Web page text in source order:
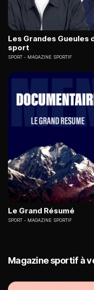
Les Grandes Gueules
sport
SPORT MAGAZINE SPORTIF
Le Grand Résumé
SPORT MAGAZINE SPORTIF
Magazine sportif à